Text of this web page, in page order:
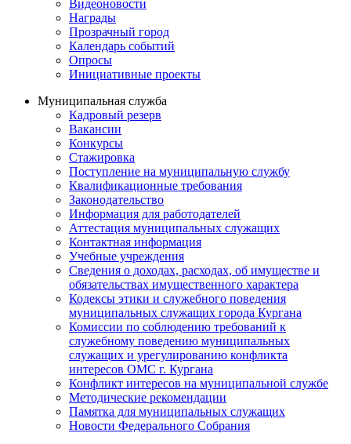
Видеоновости
Награды
Прозрачный город
Календарь событий
Опросы
Инициативные проекты
Муниципальная служба
Кадровый резерв
Вакансии
Конкурсы
Стажировка
Поступление на муниципальную службу
Квалификационные требования
Законодательство
Информация для работодателей
Аттестация муниципальных служащих
Контактная информация
Учебные учреждения
Сведения о доходах, расходах, об имуществе и
обязательствах имущественного характера
Кодексы этики и служебного поведения
муниципальных служащих города Кургана
Комиссии по соблюдению требований к
служебному поведению муниципальных
служащих и урегулированию конфликта
интересов ОМС г. Кургана
Конфликт интересов на муниципальной службе
Методические рекомендации
Памятка для муниципальных служащих
Новости Федерального Cобрания